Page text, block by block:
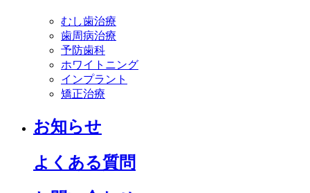
むし歯治療
歯周病治療
予防歯科
ホワイトニング
インプラント
矯正治療
お知らせ
よくある質問